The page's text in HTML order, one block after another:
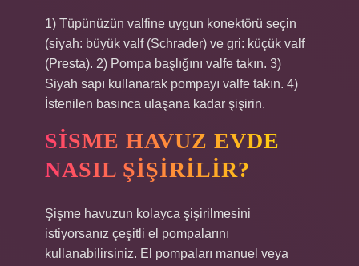
1) Tüpünüzün valfine uygun konektörü seçin
(siyah: büyük valf (Schrader) ve gri: küçük valf
(Presta). 2) Pompa başlığını valfe takın. 3)
Siyah sapı kullanarak pompayı valfe takın. 4)
İstenilen basınca ulaşana kadar şişirin.
SISME HAVUZ EVDE
NASIL ŞIŞIRILIR?
Şişme havuzun kolayca şişirilmesini
istiyorsanız çeşitli el pompalarını
kullanabilirsiniz. El pompaları manuel veya